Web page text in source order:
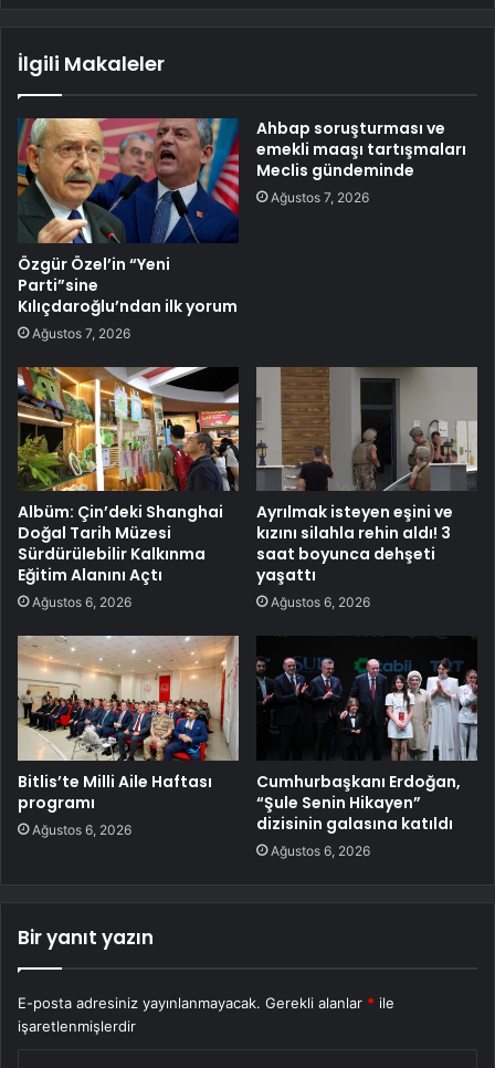
İlgili Makaleler
Özgür Özel’in “Yeni
Parti”sine
Kılıçdaroğlu’ndan ilk yorum
Ağustos 7, 2026
Ahbap soruşturması ve
emekli maaşı tartışmaları
Meclis gündeminde
Ağustos 7, 2026
Albüm: Çin’deki Shanghai
Doğal Tarih Müzesi
Sürdürülebilir Kalkınma
Eğitim Alanını Açtı
Ağustos 6, 2026
Ayrılmak isteyen eşini ve
kızını silahla rehin aldı! 3
saat boyunca dehşeti
yaşattı
Ağustos 6, 2026
Bitlis’te Milli Aile Haftası
programı
Ağustos 6, 2026
Cumhurbaşkanı Erdoğan,
“Şule Senin Hikayen”
dizisinin galasına katıldı
Ağustos 6, 2026
Bir yanıt yazın
E-posta adresiniz yayınlanmayacak. Gerekli alanlar * ile
işaretlenmişlerdir